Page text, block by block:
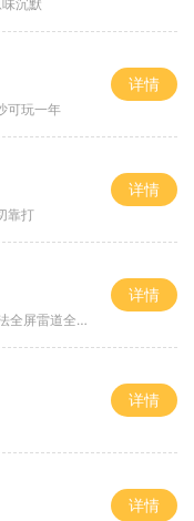
沉默
可玩一年
详情
靠打
详情
屏雷道全屏狗
详情
详情
详情